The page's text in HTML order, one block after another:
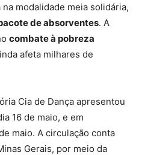
modalidade meia solidária,
de absorventes. A
combate à pobreza
afeta milhares de
Cia de Dança apresentou
16 de maio, e em
maio. A circulação conta
Gerais, por meio da